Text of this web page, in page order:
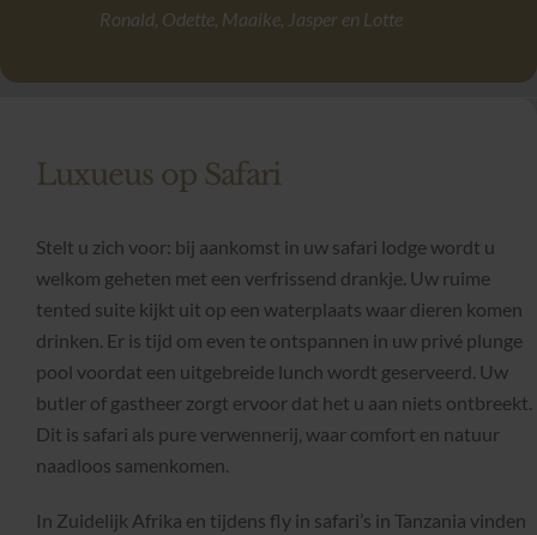
Ronald, Odette, Maaike, Jasper en Lotte
Luxueus op Safari
Stelt u zich voor: bij aankomst in uw safari lodge wordt u
welkom geheten met een verfrissend drankje. Uw ruime
tented suite kijkt uit op een waterplaats waar dieren komen
drinken. Er is tijd om even te ontspannen in uw privé plunge
pool voordat een uitgebreide lunch wordt geserveerd. Uw
butler of gastheer zorgt ervoor dat het u aan niets ontbreekt.
Dit is safari als pure verwennerij, waar comfort en natuur
naadloos samenkomen.
In Zuidelijk Afrika en tijdens fly in safari’s in Tanzania vinden